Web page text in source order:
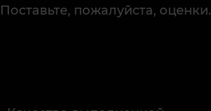
Поставьте, пожалуйста, оценки.